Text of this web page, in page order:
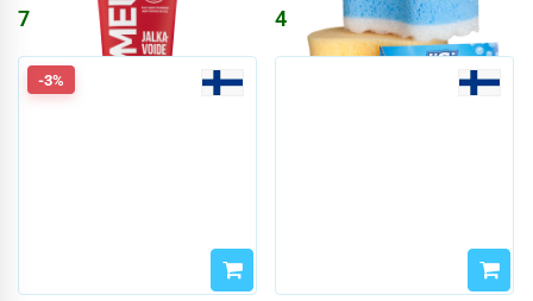
715 853 ₽ 465
-3%